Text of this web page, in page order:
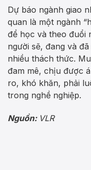
Dự báo ngành giao
quan là một ngành
để học và theo đuổi
người sẽ, đang và
nhiều thách thức.
đam mê, chịu được
ro, khó khăn, phải
trong nghề nghiệp.
Nguồn: VLR